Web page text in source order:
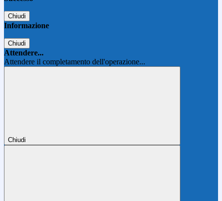
Chiudi
Informazione
Chiudi
Attendere...
Attendere il completamento dell'operazione...
Chiudi